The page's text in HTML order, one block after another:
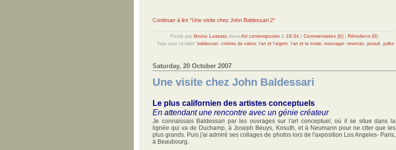
Continuer à lire "Une visite chez John Baldessari 2"
Posté par Bruno Lussato dansArt contemporain à 19:34 | Commentaires (0) | Rétroliens (0)
Tags pour ce billet: baldessari critères de valeur, l'art et l'argent l'art et la mode messager, newman pinault polke
Saturday, 20 October 2007
Une visite chez John Baldessari
Le plus californien des artistes conceptuels
En attendant une rencontre avec un génie créateur
Je connaissais Baldessari par les ouvrages sur l'art conceptuel, où il se situe dans la
lignée qui va de Duchamp, à Joseph Beuys, Kosuth, et à Neumann pour ne citer que les
plus grands. Puis j'ai admiré ses collages de photos lors de l'axposition Los Angeles- Paris,
à Beaubourg.